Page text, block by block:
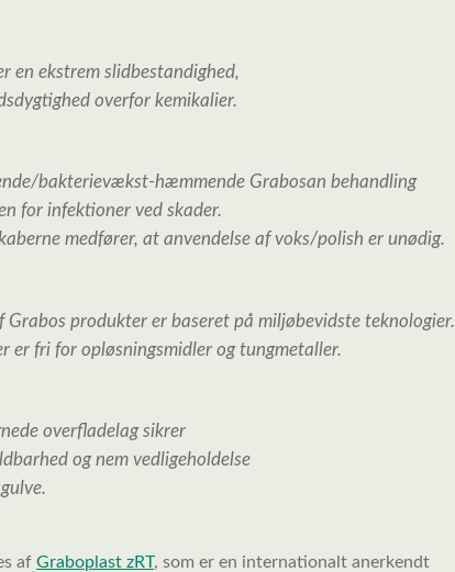
en ekstrem slidbestandighed,
overfor kemikalier.
bakterievækst-hæmmende Grabosan behandling
for infektioner ved skader.
medfører, at anvendelse af voks/polish er unødig.
​​Grabos produkter er baseret på miljøbevidste teknologier.
er fri for opløsningsmidler og tungmetaller.
overfladelag sikrer
og nem vedligeholdelse
af Graboplast zRT, som er en internationalt anerkendt